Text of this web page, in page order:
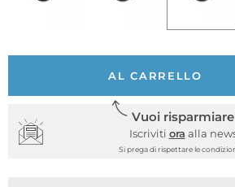
AL CARRELLO
Vuoi risparmiare
Iscriviti ora alla
Si prega di rispettare le